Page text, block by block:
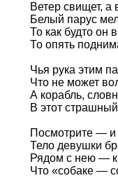
Ветер свищет, а
Белый парус
То как будто он
То опять
Чья рука этим
Что не может
А корабль,
В этот
Посмотрите — и
Тело девушки
Рядом с нею —
Что «собаке —